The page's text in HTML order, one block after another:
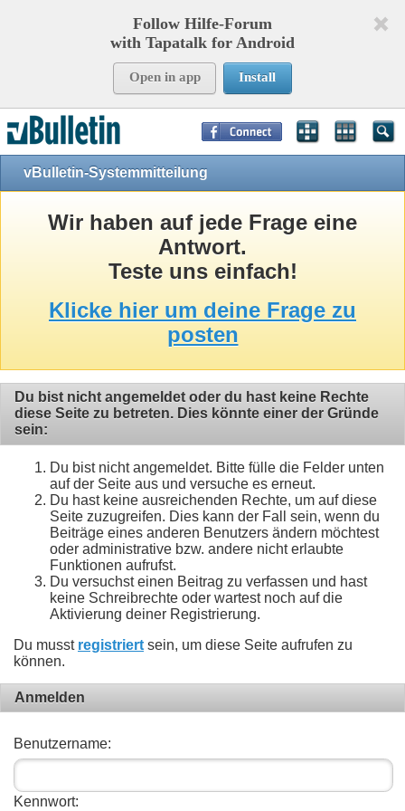
Follow Hilfe-Forum
with Tapatalk for Android
Open in app Install
vBulletin-Systemmitteilung
Wir haben auf jede Frage eine
Antwort.
Teste uns einfach!
Klicke hier um deine Frage zu
posten
Du bist nicht angemeldet oder du hast keine Rechte
diese Seite zu betreten. Dies könnte einer der Gründe
sein:
Du bist nicht angemeldet. Bitte fülle die Felder unten
auf der Seite aus und versuche es erneut.
Du hast keine ausreichenden Rechte, um auf diese
Seite zuzugreifen. Dies kann der Fall sein, wenn du
Beiträge eines anderen Benutzers ändern möchtest
oder administrative bzw. andere nicht erlaubte
Funktionen aufrufst.
Du versuchst einen Beitrag zu verfassen und hast
keine Schreibrechte oder wartest noch auf die
Aktivierung deiner Registrierung.
Du musst registriert sein, um diese Seite aufrufen zu
können.
Anmelden
Benutzername:
Kennwort:
Page Time:0,08568
Templates:24